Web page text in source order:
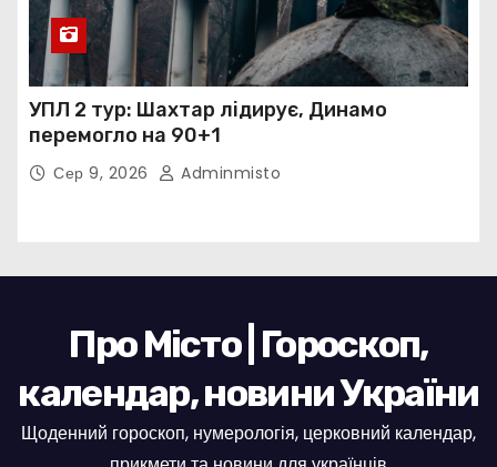
УПЛ 2 тур: Шахтар лідирує, Динамо
перемогло на 90+1
Сер 9, 2026 Adminmisto
Про Місто | Гороскоп,
календар, новини України
Щоденний гороскоп, нумерологія, церковний календар,